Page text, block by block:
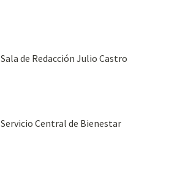
Sala de Redacción Julio Castro
Servicio Central de Bienestar